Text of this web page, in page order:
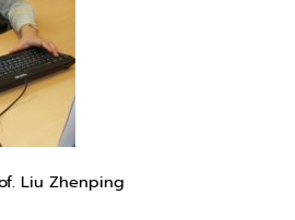
Liu Zhenping